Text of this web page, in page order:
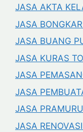
JASA AKTA
JASA
JASA BUANG
JASA KURAS
JASA
JASA
JASA
JASA